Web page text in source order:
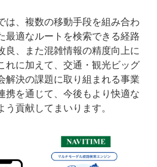
、複数の移動手段を組み合わ
最適なルートを検索できる経路
良、また混雑情報の精度向上に
れに加えて、交通・観光ビッグ
解決の課題に取り組まれる事業
携を通じて、今後もより快適な
貢献してまいります。